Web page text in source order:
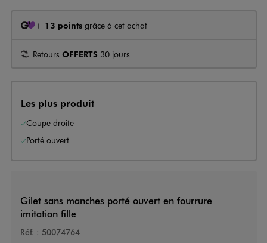
+ 13 points grâce à cet achat
Retours OFFERTS 30 jours
Les plus produit
Coupe droite
Porté ouvert
Gilet sans manches porté ouvert en fourrure
imitation fille
Réf. : 50074764